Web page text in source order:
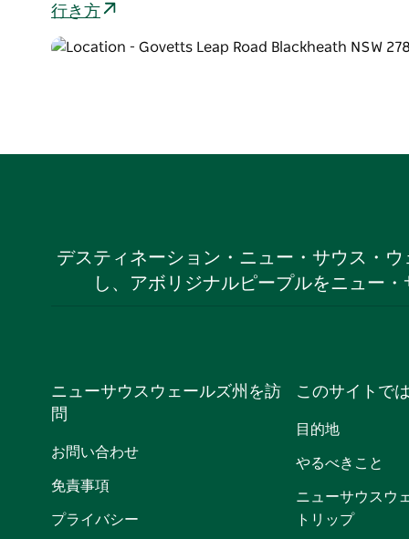
行き方
デスティネーション・ニュー・サウス・
し、アボリジナルピープルをニュー
ニューサウスウェールズ州を訪
問
お問い合わせ
免責事項
プライバシー
このサイトで
目的地
やるべきこと
ニューサウスウ
トリップ